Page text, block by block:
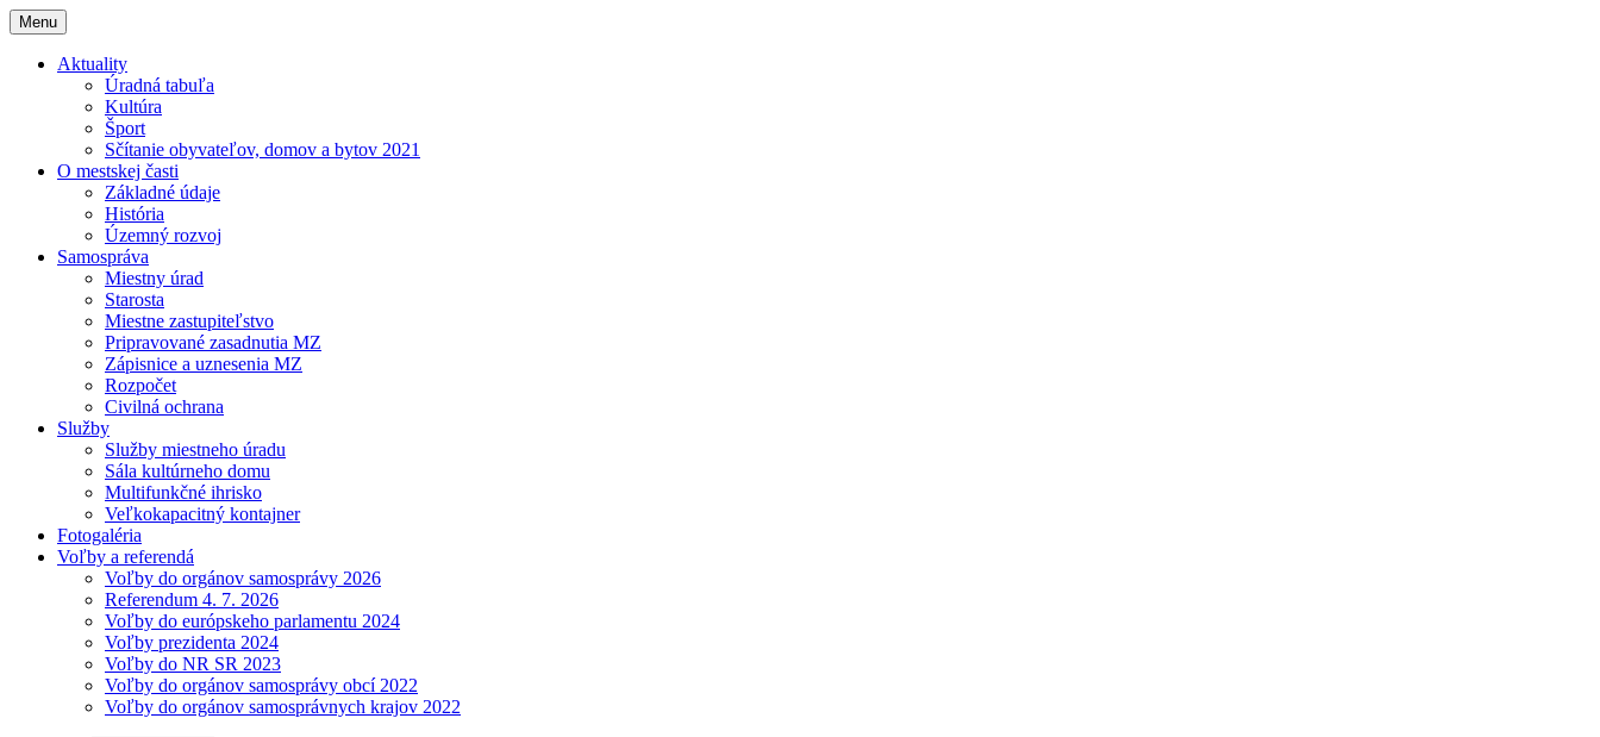
Menu
Aktuality
Úradná tabuľa
Kultúra
Šport
Sčítanie obyvateľov, domov a bytov 2021
O mestskej časti
Základné údaje
História
Územný rozvoj
Samospráva
Miestny úrad
Starosta
Miestne zastupiteľstvo
Pripravované zasadnutia MZ
Zápisnice a uznesenia MZ
Rozpočet
Civilná ochrana
Služby
Služby miestneho úradu
Sála kultúrneho domu
Multifunkčné ihrisko
Veľkokapacitný kontajner
Fotogaléria
Voľby a referendá
Voľby do orgánov samosprávy 2026
Referendum 4. 7. 2026
Voľby do európskeho parlamentu 2024
Voľby prezidenta 2024
Voľby do NR SR 2023
Voľby do orgánov samosprávy obcí 2022
Voľby do orgánov samosprávnych krajov 2022